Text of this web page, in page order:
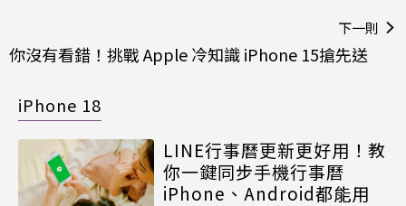
下一則
你沒有看錯！挑戰 Apple 冷知識 iPhone 15搶先送
iPhone 18
LINE行事曆更新更好用！教
你一鍵同步手機行事曆
iPhone、Android都能用